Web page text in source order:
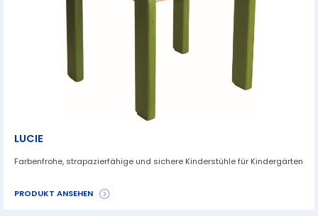
LUCIE
Farbenfrohe, strapazierfähige und sichere Kinderstühle für Kindergärten
PRODUKT ANSEHEN